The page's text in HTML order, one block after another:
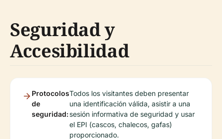
Seguridad y
Accesibilidad
Protocolos
de
seguridad:
Todos los visitantes deben presentar
una identificación válida, asistir a una
sesión informativa de seguridad y usar
el EPI (cascos, chalecos, gafas)
proporcionado.